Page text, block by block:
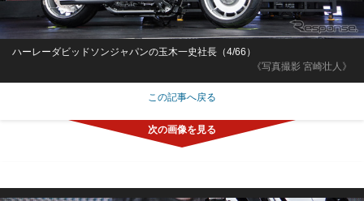
《写真撮影 宮崎壮人》
ハーレーダビッドソンジャパンの玉木一史社長（4/66）
この記事へ戻る